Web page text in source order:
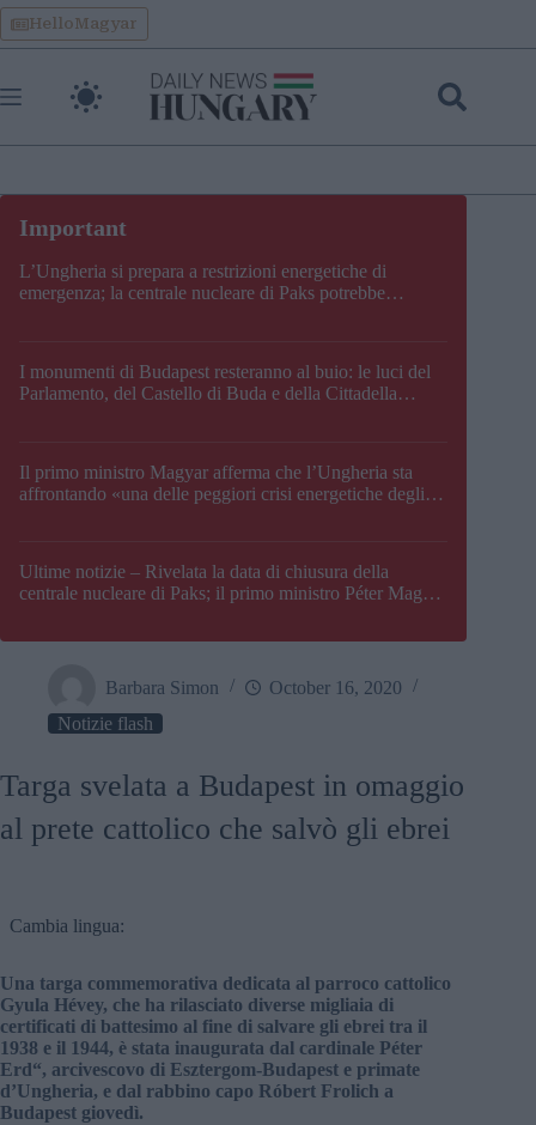
Skip
to
content
HelloMagyar
L’Ungheria si prepara a restrizioni energetiche di
emergenza; la centrale nucleare di Paks potrebbe
I monumenti di Budapest resteranno al buio: le luci del
Parlamento, del Castello di Buda e della Cittadella
Il primo ministro Magyar afferma che l’Ungheria sta
affrontando «una delle peggiori crisi energetiche degli
Ultime notizie – Rivelata la data di chiusura della
centrale nucleare di Paks; il primo ministro Péter Magyar
Barbara Simon
October 16, 2020
Notizie flash
Targa svelata a Budapest in omaggio
al prete cattolico che salvò gli ebrei
Cambia lingua:
Una targa commemorativa dedicata al parroco cattolico
Gyula Hévey, che ha rilasciato diverse migliaia di
certificati di battesimo al fine di salvare gli ebrei tra il
1938 e il 1944, è stata inaugurata dal cardinale Péter
Erd“, arcivescovo di Esztergom-Budapest e primate
d’Ungheria, e dal rabbino capo Róbert Frolich a
Budapest giovedì.